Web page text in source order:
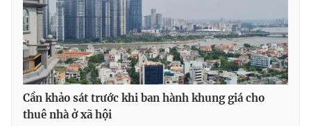
® Cấm sao chép dưới mọi hình thức nếu không có sự chấp
thuận bằng văn bản. Ghi rõ nguồn VTV.vn khi phát hành lại
thông tin từ website này.
Cần khảo sát trước khi ban hành khung giá cho
thuê nhà ở xã hội